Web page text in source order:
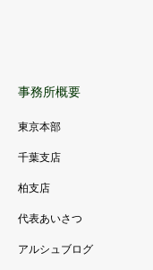
事務所概要
東京本部
千葉支店
柏支店
代表あいさつ
アルシュブログ